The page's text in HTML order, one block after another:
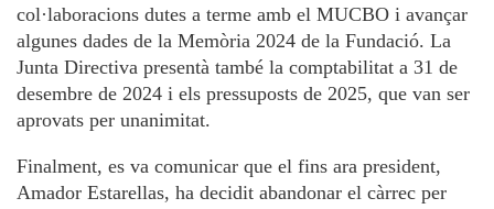
col·laboracions dutes a terme amb el MUCBO i avançar
algunes dades de la Memòria 2024 de la Fundació. La
Junta Directiva presentà també la comptabilitat a 31 de
desembre de 2024 i els pressuposts de 2025, que van ser
aprovats per unanimitat.
Finalment, es va comunicar que el fins ara president,
Amador Estarellas, ha decidit abandonar el càrrec per